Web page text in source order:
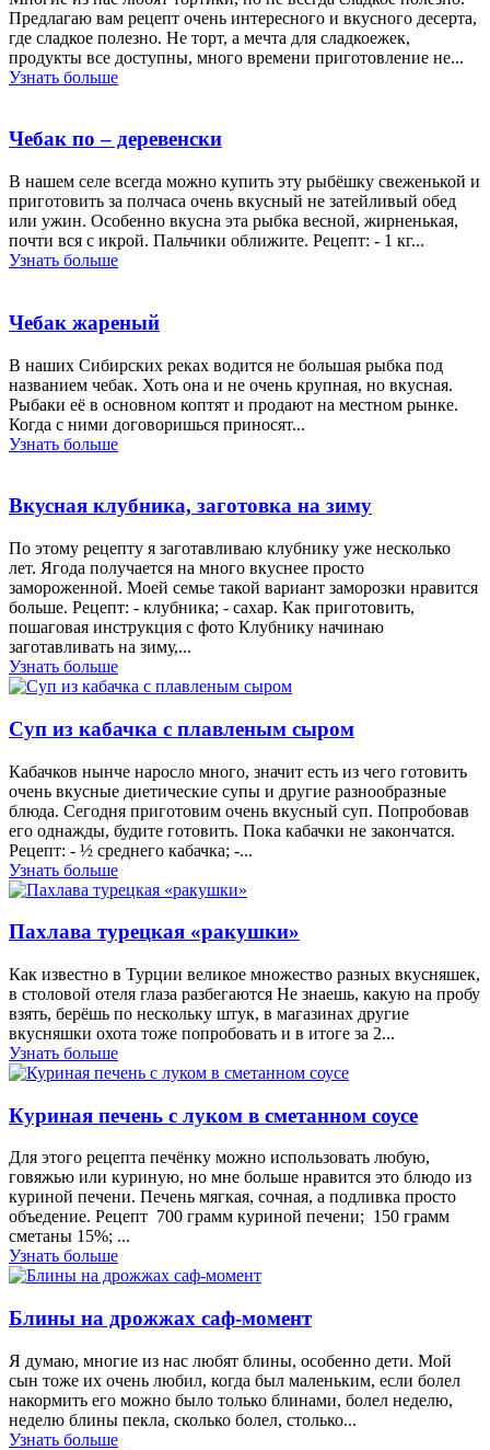
Предлагаю вам рецепт очень интересного и вкусного десерта,
где сладкое полезно. Не торт, а мечта для сладкоежек,
продукты все доступны, много времени приготовление не...
Узнать больше
Чебак по – деревенски
В нашем селе всегда можно купить эту рыбёшку свеженькой и
приготовить за полчаса очень вкусный не затейливый обед
или ужин. Особенно вкусна эта рыбка весной, жирненькая,
почти вся с икрой. Пальчики оближите. Рецепт: - 1 кг...
Узнать больше
Чебак жареный
В наших Сибирских реках водится не большая рыбка под
названием чебак. Хоть она и не очень крупная, но вкусная.
Рыбаки её в основном коптят и продают на местном рынке.
Когда с ними договоришься приносят...
Узнать больше
Вкусная клубника, заготовка на зиму
По этому рецепту я заготавливаю клубнику уже несколько
лет. Ягода получается на много вкуснее просто
замороженной. Моей семье такой вариант заморозки нравится
больше. Рецепт: - клубника; - сахар. Как приготовить,
пошаговая инструкция с фото Клубнику начинаю
заготавливать на зиму,...
Узнать больше
Суп из кабачка с плавленым сыром
Кабачков нынче наросло много, значит есть из чего готовить
очень вкусные диетические супы и другие разнообразные
блюда. Сегодня приготовим очень вкусный суп. Попробовав
его однажды, будите готовить. Пока кабачки не закончатся.
Рецепт: - ½ среднего кабачка; -...
Узнать больше
Пахлава турецкая «ракушки»
Как известно в Турции великое множество разных вкусняшек,
в столовой отеля глаза разбегаются Не знаешь, какую на пробу
взять, берёшь по нескольку штук, в магазинах другие
вкусняшки охота тоже попробовать и в итоге за 2...
Узнать больше
Куриная печень с луком в сметанном соусе
Для этого рецепта печёнку можно использовать любую,
говяжью или куриную, но мне больше нравится это блюдо из
куриной печени. Печень мягкая, сочная, а подливка просто
объедение. Рецепт 700 грамм куриной печени; 150 грамм
сметаны 15%; ...
Узнать больше
Блины на дрожжах саф-момент
Я думаю, многие из нас любят блины, особенно дети. Мой
сын тоже их очень любил, когда был маленьким, если болел
накормить его можно было только блинами, болел неделю,
неделю блины пекла, сколько болел, столько...
Узнать больше